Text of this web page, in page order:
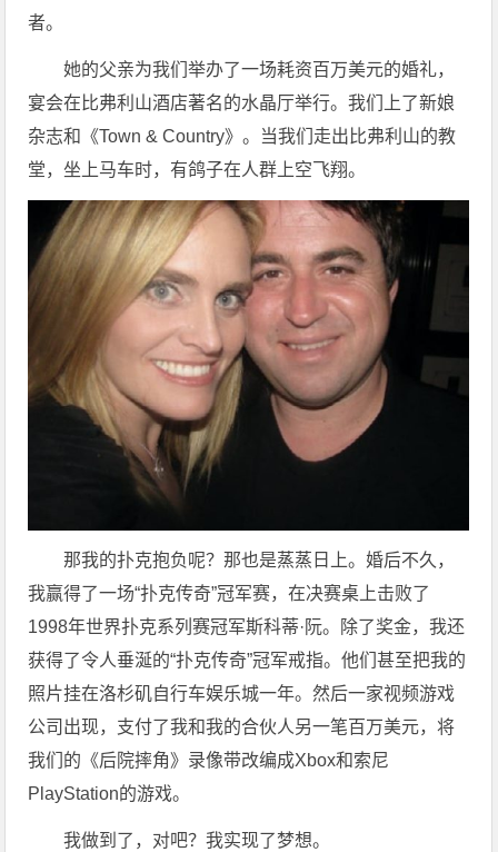
者。
她的父亲为我们举办了一场耗资百万美元的婚礼，
宴会在比弗利山酒店著名的水晶厅举行。我们上了新娘
杂志和《Town & Country》。当我们走出比弗利山的教
堂，坐上马车时，有鸽子在人群上空飞翔。
那我的扑克抱负呢？那也是蒸蒸日上。婚后不久，
我赢得了一场“扑克传奇”冠军赛，在决赛桌上击败了
1998年世界扑克系列赛冠军斯科蒂·阮。除了奖金，我还
获得了令人垂涎的“扑克传奇”冠军戒指。他们甚至把我的
照片挂在洛杉矶自行车娱乐城一年。然后一家视频游戏
公司出现，支付了我和我的合伙人另一笔百万美元，将
我们的《后院摔角》录像带改编成Xbox和索尼
PlayStation的游戏。
我做到了，对吧？我实现了梦想。